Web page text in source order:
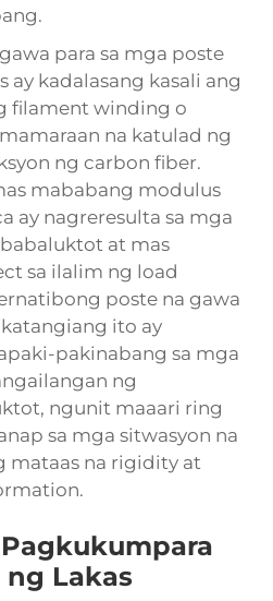
para sa mga poste
ay kadalasang kasali ang
filament winding o
na katulad ng
ng carbon fiber.
mababang modulus
ay nagreresulta sa mga
at mas
sa ilalim ng load
poste na gawa
ito ay
pakinabang sa mga
ng
ngunit maaari ring
sa mga sitwasyon na
mataas na rigidity at
Lakas